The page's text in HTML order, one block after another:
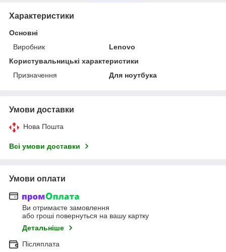
Характеристики
Основні
Виробник
Lenovo
Користувальницькі характеристики
Призначення
Для ноутбука
Умови доставки
Нова Пошта
Всі умови доставки
Умови оплати
Ви отримаєте замовлення
або гроші повернуться на вашу картку
Детальніше
Післяплата